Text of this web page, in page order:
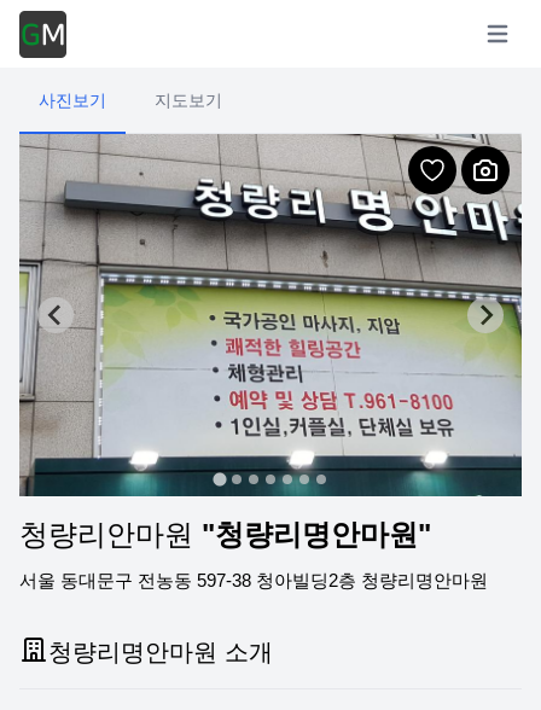
Open
사진보기 지도보기
청량리안마원 "청량리명안마원"
서울 동대문구 전농동 597-38 청아빌딩2층 청량리명안마원
청량리명안마원 소개